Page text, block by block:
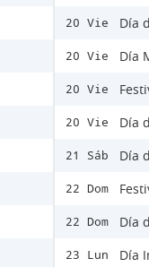
20 Vie Día
20 Vie Día
20 Vie
20 Vie Día
21 Sáb Día
22 Dom
22 Dom Día
23 Lun Día